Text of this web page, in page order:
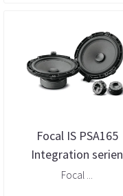
Focal IS PSA165
Integration serien
Focal ...